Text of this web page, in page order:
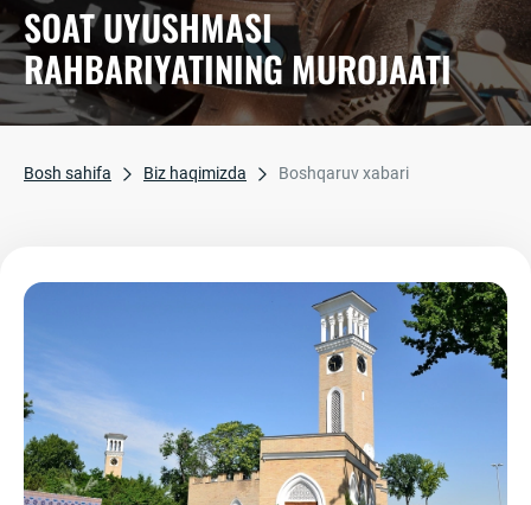
SOAT UYUSHMASI
RAHBARIYATINING MUROJAATI
Bosh sahifa Biz haqimizda Boshqaruv xabari